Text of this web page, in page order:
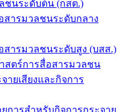
ชนระดับต้น (กสต.)
สารมวลชนระดับกลาง
ารมวลชนระดับสูง (บสส.)
สตร์การสื่อสารมวลชน
ายเสียงและกิจการ